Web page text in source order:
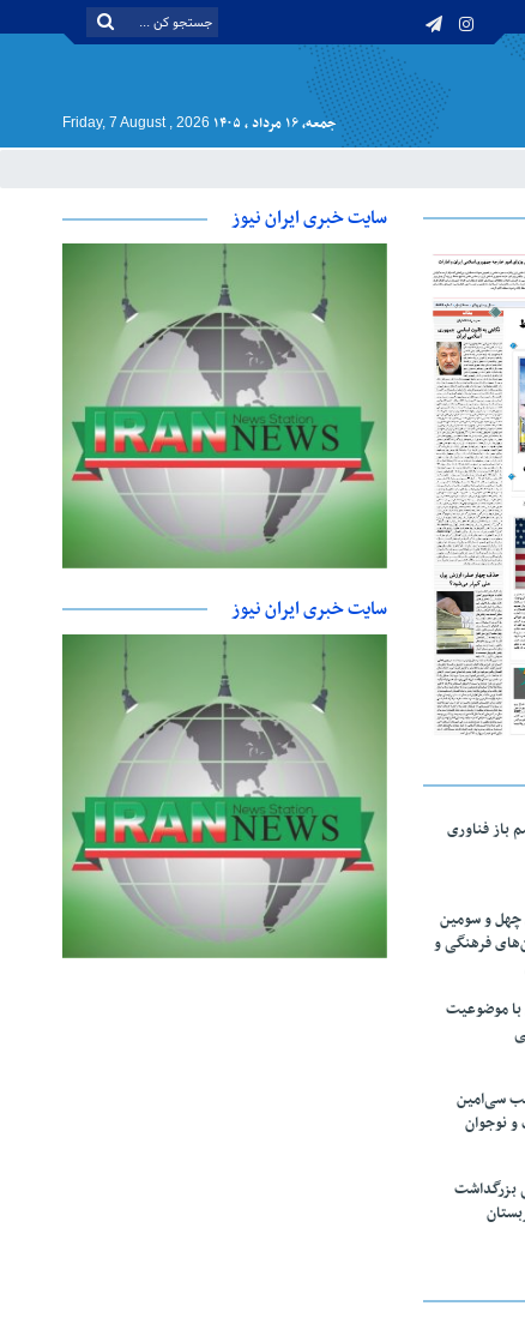
جمعه, ۱۶ مرداد , ۱۴۰۵ Friday, 7 August , 2026
باز فناوری
چهل و سومین
فرهنگی و
با موضوعیت
سی‌امین
و نوجوان
بزرگداشت
سایت خبری ایران نیوز
سایت خبری ایران نیوز